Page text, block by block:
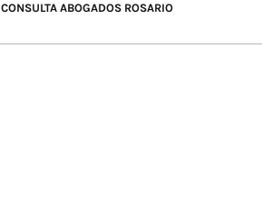
CONSULTA ABOGADOS ROSARIO